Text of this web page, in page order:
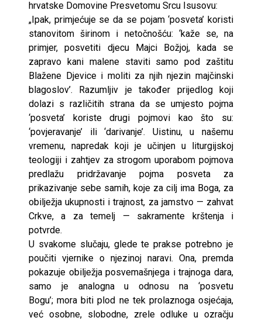
hrvatske Domovine Presvetomu Srcu Isusovu:
„Ipak, primjećuje se da se pojam ‘posveta’ koristi
stanovitom širinom i netočnošću: ‘kaže se, na
primjer, posvetiti djecu Majci Božjoj, kada se
zapravo kani malene staviti samo pod zaštitu
Blažene Djevice i moliti za njih njezin majčinski
blagoslov’. Razumljiv je također prijedlog koji
dolazi s različitih strana da se umjesto pojma
‘posveta’ koriste drugi pojmovi kao što su:
‘povjeravanje’ ili ‘darivanje’. Uistinu, u našemu
vremenu, napredak koji je učinjen u liturgijskoj
teologiji i zahtjev za strogom uporabom pojmova
predlažu pridržavanje pojma posveta za
prikazivanje sebe samih, koje za cilj ima Boga, za
obilježja ukupnosti i trajnost, za jamstvo — zahvat
Crkve, a za temelj — sakramente krštenja i
potvrde.
U svakome slučaju, glede te prakse potrebno je
poučiti vjernike o njezinoj naravi. Ona, premda
pokazuje obilježja posvemašnjega i trajnoga dara,
samo je analogna u odnosu na ‘posvetu
Bogu’; mora biti plod ne tek prolaznoga osjećaja,
već osobne, slobodne, zrele odluke u ozračju